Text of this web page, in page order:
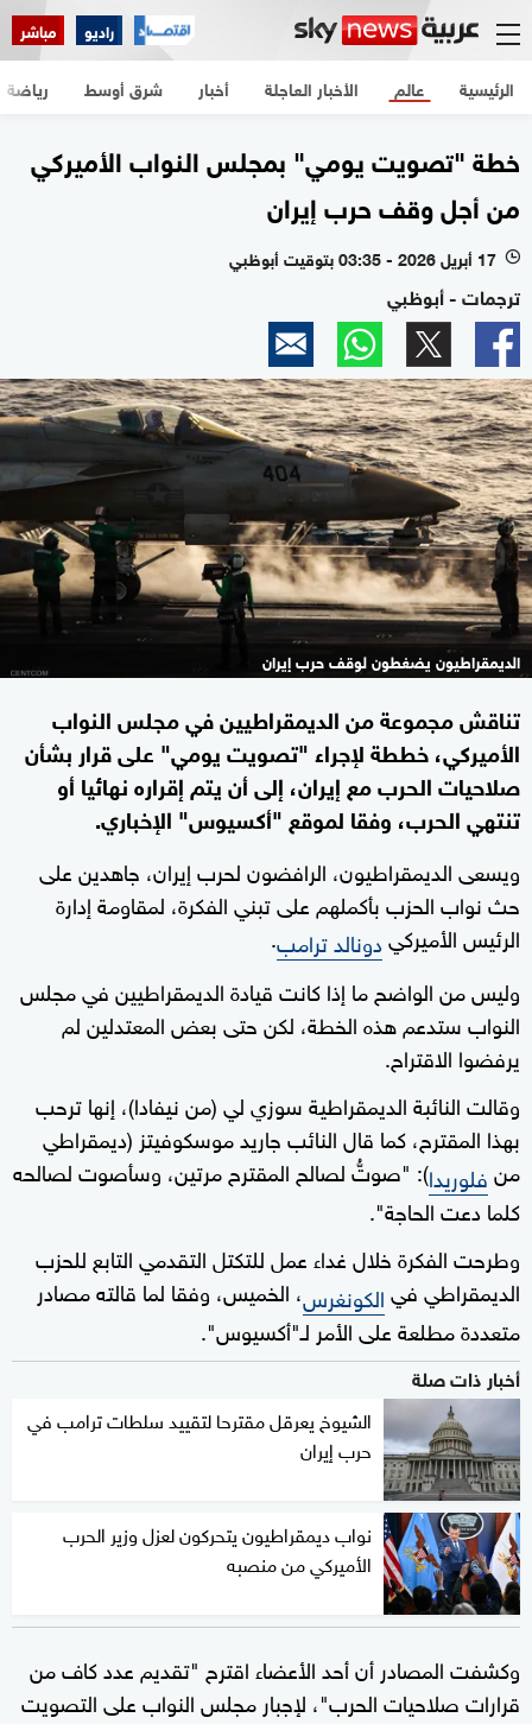
راديو مباشر
الرئيسية الأخبار العاجلة أخبار شرق أوسط عالم رياضة
خطة "تصويت يومي" بمجلس النواب الأميركي
من أجل وقف حرب إيران
l 17 أبريل 2026 - 03:35 بتوقيت أبوظبي
ترجمات - أبوظبي
الديمقراطيون يضغطون لوقف حرب إيران
تناقش مجموعة من الديمقراطيين في مجلس النواب
الأميركي، خططة لإجراء "تصويت يومي" على قرار بشأن
صلاحيات الحرب مع إيران، إلى أن يتم إقراره نهائيا أو
تنتهي الحرب، وفقا لموقع "أكسيوس" الإخباري.
ويسعى الديمقراطيون، الرافضون لحرب إيران، جاهدين على
حث نواب الحزب بأكملهم على تبني الفكرة، لمقاومة إدارة
الرئيس الأميركيدونالد ترامب.
وليس من الواضح ما إذا كانت قيادة الديمقراطيين في مجلس
النواب ستدعم هذه الخطة، لكن حتى بعض المعتدلين لم
يرفضوا الاقتراح.
وقالت النائبة الديمقراطية سوزي لي (من نيفادا)، إنها ترحب
بهذا المقترح، كما قال النائب جاريد موسكوفيتز (ديمقراطي
منفلوريدا): "صوتُّ لصالح المقترح مرتين، وسأصوت لصالحه
كلما دعت الحاجة".
وطرحت الفكرة خلال غداء عمل للتكتل التقدمي التابع للحزب
الديمقراطي فيالكونغرس، الخميس، وفقا لما قالته مصادر
متعددة مطلعة على الأمر لـ"أكسيوس".
أخبار ذات صلة
الشيوخ يعرقل مقترحا لتقييد سلطات ترامب في
حرب إيران
نواب ديمقراطيون يتحركون لعزل وزير الحرب
الأميركي من منصبه
وكشفت المصادر أن أحد الأعضاء اقترح "تقديم عدد كاف من
قرارات صلاحيات الحرب"، لإجبار مجلس النواب على التصويت